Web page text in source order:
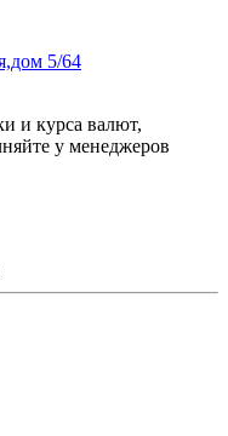
5/64
и курса валют,
у менеджеров